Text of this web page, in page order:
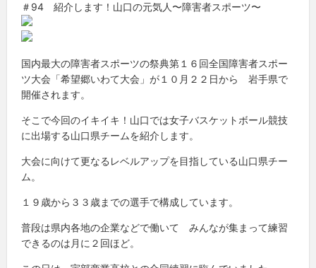
＃94 紹介します！山口の元気人〜障害者スポーツ〜
国内最大の障害者スポーツの祭典第１６回全国障害者スポー
ツ大会「希望郷いわて大会」が１０月２２日から 岩手県で
開催されます。
そこで今回のイキイキ！山口では女子バスケットボール競技
に出場する山口県チームを紹介します。
大会に向けて更なるレベルアップを目指している山口県チー
ム。
１９歳から３３歳までの選手で構成しています。
普段は県内各地の企業などで働いて みんなが集まって練習
できるのは月に２回ほど。